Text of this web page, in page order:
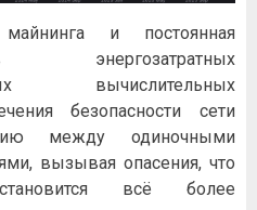
и постоянная
вычислительных
безопасности сети
между одиночными
вызывая опасения, что
всё более